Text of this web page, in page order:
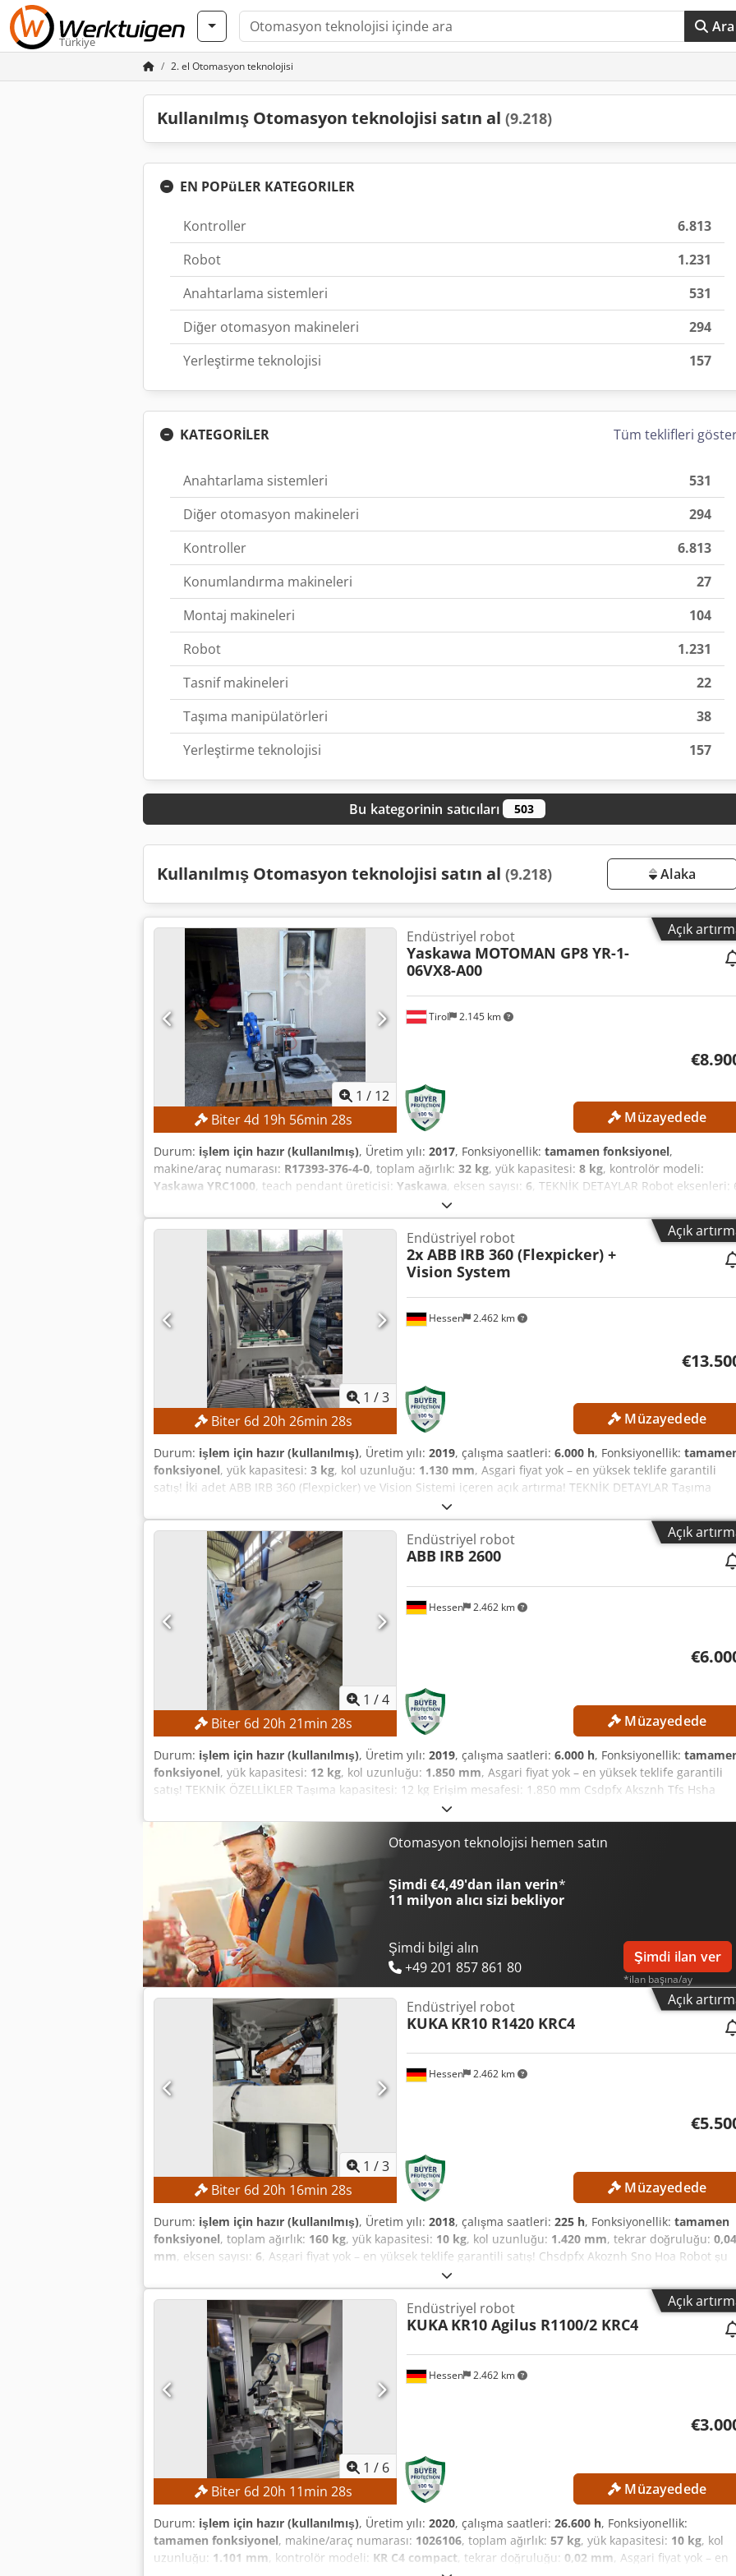
Türkiye
Ara
2. el Otomasyon teknolojisi
Kullanılmış Otomasyon teknolojisi satın al (9.218)
EN POPüLER KATEGORILER
Kontroller
6.813
Robot
1.231
Anahtarlama sistemleri
531
Diğer otomasyon makineleri
294
Yerleştirme teknolojisi
157
KATEGORİLER Tüm teklifleri
Anahtarlama sistemleri
531
Diğer otomasyon makineleri
294
Kontroller
6.813
Konumlandırma makineleri
27
Montaj makineleri
104
Robot
1.231
Tasnif makineleri
22
Taşıma manipülatörleri
38
Yerleştirme teknolojisi
157
Bu kategorinin satıcıları 503
Kullanılmış Otomasyon teknolojisi satın al (9.218) Alaka
Açık
1 / 12
Biter4d 19h 56min 27s
Tirol 2.145 km
Endüstriyel robot
Yaskawa MOTOMAN GP8 YR-1-
06VX8-A00
Müzayedede
Durum: işlem için hazır (kullanılmış), Üretim yılı: 2017, Fonksiyonellik: tamamen fonksiyonel,
makine/araç numarası: R17393-376-4-0, toplam ağırlık: 32 kg, yük kapasitesi: 8 kg, kontrolör modeli:
Yaskawa YRC1000, teach pendant üreticisi: Yaskawa, eksen sayısı: 6, TEKNİK DETAYLAR Robot eksenleri:
Taşıma kapasitesi: 8 kg Robot kolunun kendi ağırlığı: 32 kg Cedjzmwafjpfx Ak Hsha MAKİNE DETAYLARI
Kontrol sistemi: Yaskawa YRC1000 Öğretici kol (Teach-Pendant) üreticisi: Yaskawa Güç kaynağı: 3 fazlı AC
380–440 V, 50/60 Hz Giriş akımı: 15 A Maksimum cihaz aşırı akım koruma akımı: 15 A Kısa devre akımı: 2,5
kA Güç kaynağı tipi: ERAR-1000-06VX8-E10 DONANIM Yaskawa Motoman GP8 robot kolu Yaskawa YRC1000
robot kontrol sistemi
Açık
1 /3
Biter 6d 20h 26min 27s
Hessen 2.462 km
Endüstriyel robot
2x ABB IRB 360 (Flexpicker) +
Vision System
Müzayedede
Durum: işlem için hazır (kullanılmış), Üretim yılı: 2019, çalışma saatleri: 6.000 h, Fonksiyonellik:
fonksiyonel, yük kapasitesi: 3 kg, kol uzunluğu: 1.130 mm, Asgari fiyat yok – en yüksek teklife garantili
satış! İki adet ABB IRB 360 (Flexpicker) ve Vision Sistemi içeren açık artırma! TEKNİK DETAYLAR Taşıma
kapasitesi: 3 kg Çalışma alanı çapı: 1.130 mm Pozisyon tekrarlama doğruluğu: 0,03–0,1 mm Yol tekrarlama
doğruluğu: 0,1–0,33 mm MAKİNE DETAYLARI Ağırlık: 120 kg Şebeke gerilimi: 200–600 V Şebeke frekansı:
Hz Maksimum yükte güç tüketimi: 0,477 kW Kullanım yükü, alma-yerleştirme döngüsü: 1 kg Ortam
sıcaklığı: 0 ila +45 °C Bağıl nem: maks. %95 Gürültü seviyesi: < 70 dB(A) Emisyon: EMC/EMI ile ekranlanmış
Cjdsznh T Espfx Ak Heha Çalışma saati: 6.000 saat
Açık
1 /4
Biter 6d 20h 21min 27s
Hessen 2.462 km
Endüstriyel robot
ABB IRB 2600
Müzayedede
Durum: işlem için hazır (kullanılmış), Üretim yılı: 2019, çalışma saatleri: 6.000 h, Fonksiyonellik:
fonksiyonel, yük kapasitesi: 12 kg, kol uzunluğu: 1.850 mm, Asgari fiyat yok – en yüksek teklife garantili
satış! TEKNİK ÖZELLİKLER Taşıma kapasitesi: 12 kg Erişim mesafesi: 1.850 mm Csdpfx Aksznh Tfs Hsha
MAKİNE DETAYLARI Çalışma saati: 6.000 saat Teslimat kapsamı: Robot + Kontrol ünitesi + Şalter panosu +
Esnek kontrol paneli ve ProfiNet I/O Slave Yazılımı
Otomasyon teknolojisi hemen satın
Şimdi €4,49'dan ilan verin*
11 milyon alıcı sizi bekliyor
Şimdi bilgi alın
+49 201 857 861 80
Şimdi ilan ver
*ilan başına/ay
Açık
1 /3
Biter 6d 20h 16min 27s
Hessen 2.462 km
Endüstriyel robot
KUKA KR10 R1420 KRC4
Müzayedede
Durum: işlem için hazır (kullanılmış), Üretim yılı: 2018, çalışma saatleri: 225 h, Fonksiyonellik: tamamen
fonksiyonel, toplam ağırlık: 160 kg, yük kapasitesi: 10 kg, kol uzunluğu: 1.420 mm, tekrar doğruluğu: 0,04
mm , eksen sayısı: 6 , Asgari fiyat yok – en yüksek teklife garantili satış! Chsdpfx Akoznh Sno Hoa Robot şu
anda bir ProModulR hücresine monte edilmiş durumda! TEKNİK DETAYLAR Erişim: maks. 1.420 mm
Nominal taşıma kapasitesi: 10 kg Nominal ek yük (döner tabla): 0 kg Nominal ek yük (salıncak kol): 0 kg
Nominal ek yük (kol): 10 kg Nominal toplam yük: 20 kg ISO 9283'e göre konumlandırma tekrarlama
doğruluğu: ± 0,04 mm Eksen sayısı: 6 Kurulum alanı: 333,5 mm × 307 mm A1 hareket aralığı: ± 170° A2
hareket aralığı: −185° / +65° A3 hareket aralığı: −137° / +163° A4 hareket aralığı: ± 185° A5 hareket aralığı:
120° A6 hareket aralığı: ± 350° A1 eksen hızı: 220 °/s A2 eksen hızı: 210 °/s A3 eksen hızı: 270 °/s A4 eksen
hızı: 381 °/s A5 eksen hızı: 311 °/s A6 eksen hızı: 492 °/s MAKİNE DETAYLARI IEC 60529'a göre koruma
IP65 IEC 60529'a göre robot elinin koruma sınıfı: IP67 Çalışma sırasında ortam sıcaklığı: 5 °C ile 45 °C arası
Çalışma sırasında ortam sıcaklığı: 278 K ile 318 K arası Montaj pozisyonları: Zemin Tavan Duvar Herhangi
bir açı Ağırlık: yaklaşık 160 kg Çalışma saati: 225 saat
Açık
1 / 6
Biter 6d 20h 11min 27s
Hessen 2.462 km
Endüstriyel robot
KUKA KR10 Agilus R1100/2 KRC4
Müzayedede
Durum: işlem için hazır (kullanılmış), Üretim yılı: 2020, çalışma saatleri: 26.600 h, Fonksiyonellik:
tamamen fonksiyonel, makine/araç numarası: 1026106, toplam ağırlık: 57 kg, yük kapasitesi: 10 kg, kol
uzunluğu: 1.101 mm, kontrolör modeli: KR C4 compact, tekrar doğruluğu: 0,02 mm, Asgari fiyat yok – en